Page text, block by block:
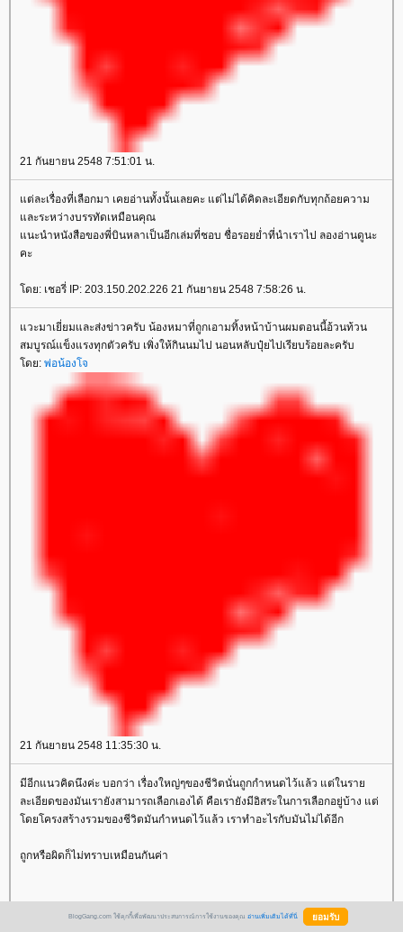
21 กันยายน 2548 7:51:01 น.
ต่ละเรื่องที่เลือกมา เคยอ่านทั้งนั้นเลยคะ แต่ไม่ได้คิดละเอียดกับทุกถ้อยความ
ละระหว่างบรรทัดเหมือนคุณ
นะนำหนังสือของพี่บินหลาเป็นอีกเล่มที่ชอบ ชื่อรอยย่ำที่นำเราไป ลองอ่านดูนะ
คะ
ดย: เชอรี่ IP: 203.150.202.226 21 กันยายน 2548 7:58:26 น.
วะมาเยี่ยมและส่งข่าวครับ น้องหมาที่ถูกเอามทิ้งหน้าบ้านผมตอนนี้อ้วนท้วน
สมบูรณ์แข็งแรงทุกตัวครับ เพิ่งให้กินนมไป นอนหลับปุ๋ยไปเรียบร้อยละครับ
ดย: พ่อน้องโจ
21 กันยายน 2548 11:35:30 น.
มีอีกแนวคิดนึงค่ะ บอกว่า เรื่องใหญ่ๆของชีวิตนั่นถูกกำหนดไว้แล้ว แต่ในรา
ละเอียดของมันเรายังสามารถเลือกเองได้ คือเรายังมีอิสระในการเลือกอยู่บ้าง แต่
ดยโครงสร้างรวมของชีวิตมันกำหนดไว้แล้ว เราทำอะไรกับมันไม่ได้อีก
ถูกหรือผิดก็ไม่ทราบเหมือนกันค่า
BlogGang.com ใช้คุกกี้เพื่อพัฒนาประสบการณ์การใช้งานของคุณ อ่านเพิ่มเติมได้ที่นี่